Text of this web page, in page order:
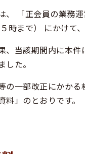
、 「正会員の業務
時まで） にかけて
、当該期間内に本件
した。
の一部改正にかかる
料」のとおりです。